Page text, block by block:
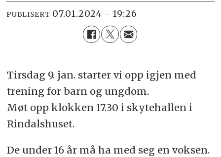
PUBLISERT 07.01.2024 - 19:26
Tirsdag 9. jan. starter vi opp igjen med
trening for barn og ungdom.
Møt opp klokken 17.30 i skytehallen i
Rindalshuset.
De under 16 år må ha med seg en voksen.